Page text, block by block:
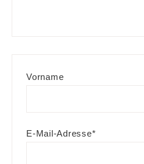
Vorname
E-Mail-Adresse*